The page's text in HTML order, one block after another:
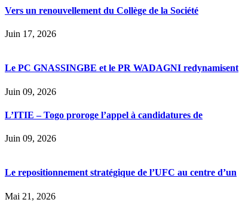
Vers un renouvellement du Collège de la Société
Juin 17, 2026
Le PC GNASSINGBE et le PR WADAGNI redynamisent
Juin 09, 2026
L’ITIE – Togo proroge l’appel à candidatures de
Juin 09, 2026
Le repositionnement stratégique de l’UFC au centre d’un
Mai 21, 2026